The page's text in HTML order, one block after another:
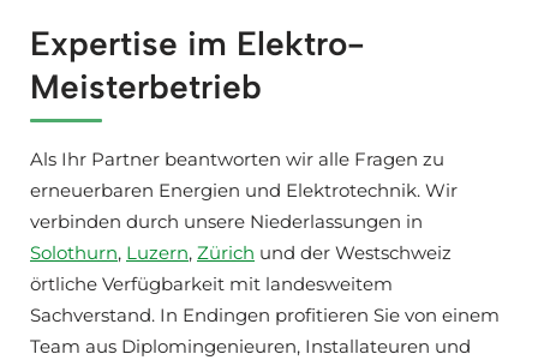
Expertise im Elektro-
Meisterbetrieb
Als Ihr Partner beantworten wir alle Fragen zu
erneuerbaren Energien und Elektrotechnik. Wir
verbinden durch unsere Niederlassungen in
Solothurn, Luzern, Zürich und der Westschweiz
örtliche Verfügbarkeit mit landesweitem
Sachverstand. In Endingen profitieren Sie von einem
Team aus Diplomingenieuren, Installateuren und